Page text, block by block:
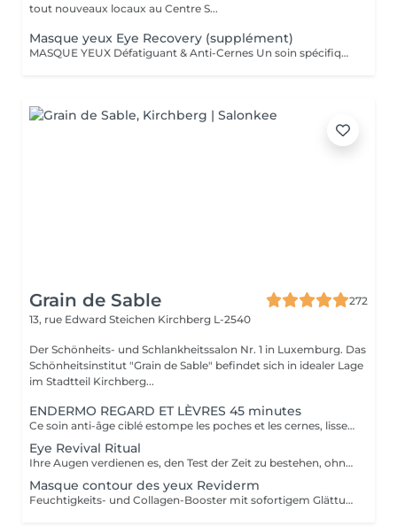
tout nouveaux locaux au Centre S...
Masque yeux Eye Recovery (supplément)
MASQUE YEUX Défatiguant & Anti-Cernes Un soin spécifique pour la zone fragile du contour des yeux, qui décongestionne, lisse et illumine le regard. Grâce à l'action d'actifs drainants et revitalisants, ce soin atténue les cernes, les poches et les rides pour un regard reposé et éclatant. A inclure dans n'importe quel Soin SOINS DU VISAGE COMFORT ZONE Nos soins du visage utilisent les produits de la marque Comfort Zone, une référence en cosmétique professionnelle alliant science, nature et innovation. Formulés avec des ingrédients d'origine naturelle, sans silicones, parabènes ni huiles minérales, ces soins sont conçus pour respecter l'équilibre de la peau tout en offrant des résultats visibles et durables. Chaque soin est un véritable rituel de bien-être et d'efficacité, adapté aux besoins spécifiques de votre peau.
Grain de Sable
272
13, rue Edward Steichen Kirchberg L-2540
Der Schönheits- und Schlankheitssalon Nr. 1 in Luxemburg. Das
Schönheitsinstitut "Grain de Sable" befindet sich in idealer Lage
im Stadtteil Kirchberg...
ENDERMO REGARD ET LÈVRES 45 minutes
Ce soin anti-âge ciblé estompe les poches et les cernes, lisse les rides du contour des yeux et de la bouche, repulpe les lèvres et rehausse les paupières pour ouvrir et défatiguer le regard.
Eye Revival Ritual
Ihre Augen verdienen es, den Test der Zeit zu bestehen, ohne ihre Ausstrahlung zu verlieren, das ist die Mission von CellCollagen Eye Contour. Die subtile Kombination aus ihrer mit Hibiskus-Oligopeptiden angereicherten Kollagenmatrix und dem Zellserum, mit dem sie infundiert ist, wird Ihre Augenkontur vergrößern. Diese leistungsstarke Luxusbehandlung, hochkonzentriert in stabilisierten Zellextrakten (15%), versorgt die besonders empfindliche Haut dieses Bereichs nicht nur mit Feuchtigkeit und revitalisiert sie, sondern polstert auch Falten auf* und reduziert sichtbar Augenringe und Schwellungen. Ihre Augen sind ausgeruht* und unglaublich leuchtend.
Masque contour des yeux Reviderm
Feuchtigkeits- und Collagen-Booster mit sofortigem Glättungseffekt.